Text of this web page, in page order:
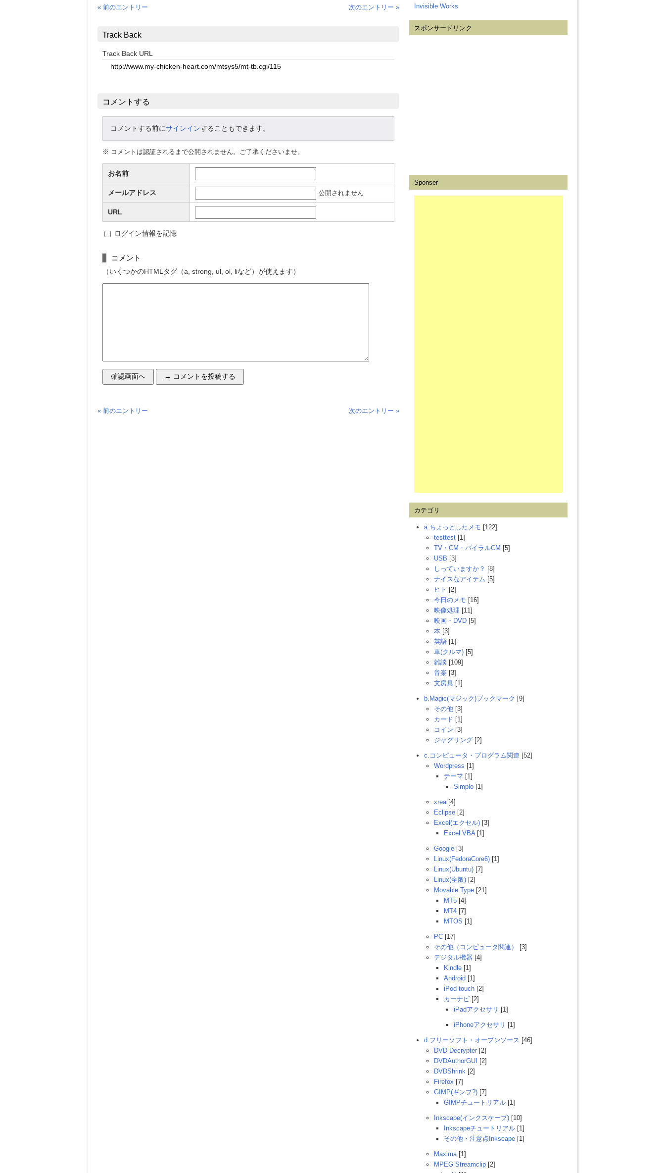
« 前のエントリー 次のエントリー »
Track Back
Track Back URL
コメントする
コメントする前にサインインすることもできます。
※ コメントは認証されるまで公開されません。ご了承くださいませ。
お名前
メールアドレス 公開されません
URL
ログイン情報を記憶
コメント
（いくつかのHTMLタグ（a, strong, ul, ol, liなど）が使えます）
« 前のエントリー 次のエントリー »
Invisible Works
スポンサードリンク
Sponser
カテゴリ
a.ちょっとしたメモ [122]
testtest [1]
TV・CM・バイラルCM [5]
USB [3]
しっていますか？ [8]
ナイスなアイテム [5]
ヒト [2]
今日のメモ [16]
映像処理 [11]
映画・DVD [5]
本 [3]
英語 [1]
車(クルマ) [5]
雑談 [109]
音楽 [3]
文房具 [1]
b.Magic(マジック)ブックマーク [9]
その他 [3]
カード [1]
コイン [3]
ジャグリング [2]
c.コンピュータ・プログラム関連 [52]
Wordpress [1]
テーマ [1]
Simplo [1]
xrea[4]
Eclipse [2]
Excel(エクセル) [3]
Excel VBA[1]
Google [3]
Linux(FedoraCore6) [1]
Linux(Ubuntu) [7]
Linux(全般) [2]
Movable Type [21]
MT5 [4]
MT4 [7]
MTOS [1]
PC [17]
その他（コンピュータ関連）
[3]
デジタル機器 [4]
Kindle [1]
Android [1]
iPod touch [2]
カーナビ [2]
iPadアクセサリ [1]
iPhoneアクセサリ [1]
d.フリーソフト・オープンソース [46]
DVD Decrypter [2]
DVDAuthorGUI
[2]
DVDShrink [2]
Firefox [7]
GIMP(ギンプ?) [7]
GIMPチュートリアル [1]
Inkscape(インクスケープ) [10]
Inkscapeチュートリアル [1]
その他・注意点Inkscape [1]
Maxima[1]
MPEG Streamclip [2]